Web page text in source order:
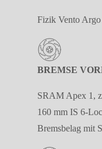
Fizik Vento
BREMSE
SRAM Apex 1,
160 mm IS 6-
Bremsbelag mit